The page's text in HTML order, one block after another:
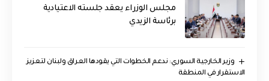
مجلس الوزراء يعقد جلسته الاعتيادية
برئاسة الزيدي
وزير الخارجية السوري: ندعم الخطوات التي يقودها العراق ولبنان لتعزيز
الاستقرار في المنطقة